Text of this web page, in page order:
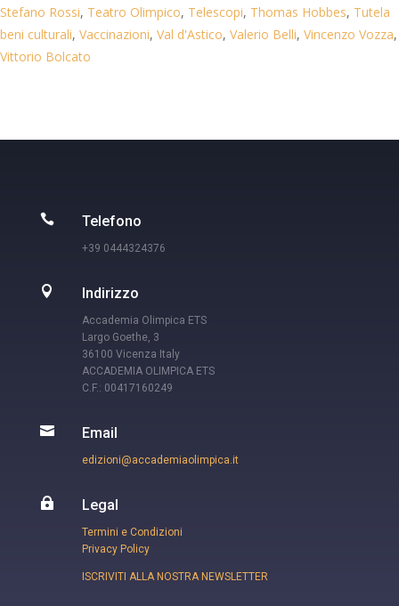
Stefano Rossi, Teatro Olimpico, Telescopi, Thomas Hobbes, Tutela
beni culturali, Vaccinazioni, Val d'Astico, Valerio Belli, Vincenzo Vozza,
Vittorio Bolcato
 Telefono
+39 0444324376
 Indirizzo
Accademia Olimpica ETS
Largo Goethe, 3
36100 Vicenza Italy
ACCADEMIA OLIMPICA ETS
C.F.: 00417160249
 Email
edizioni@accademiaolimpica.it
 Legal
Termini e Condizioni
Privacy Policy
ISCRIVITI ALLA NOSTRA NEWSLETTER